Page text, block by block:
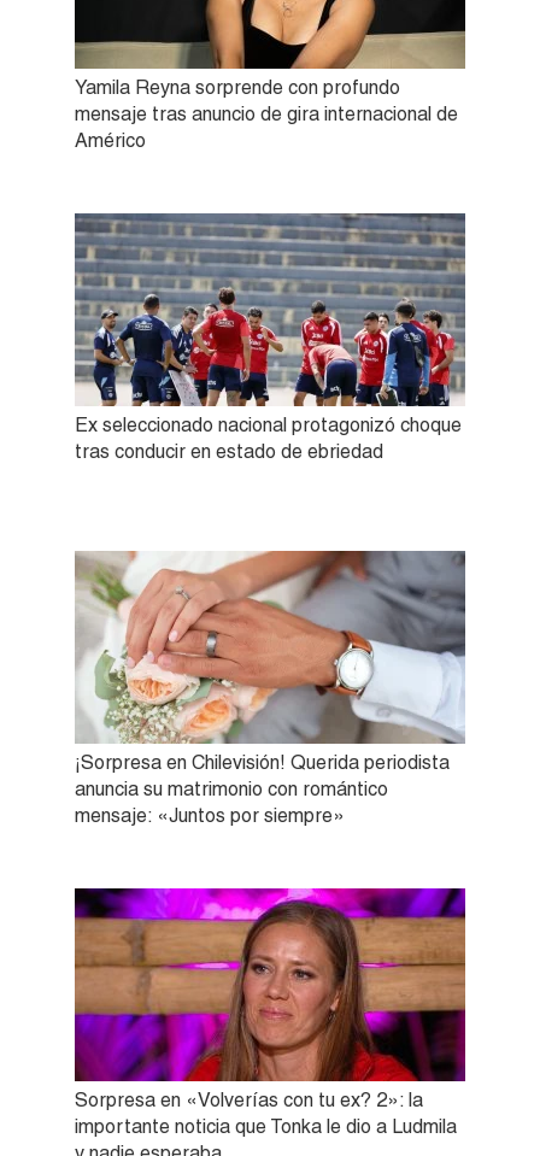
Yamila Reyna sorprende con profundo
mensaje tras anuncio de gira internacional de
Américo
Ex seleccionado nacional protagonizó choque
tras conducir en estado de ebriedad
¡Sorpresa en Chilevisión! Querida periodista
anuncia su matrimonio con romántico
mensaje: «Juntos por siempre»
Sorpresa en «Volverías con tu ex? 2»: la
importante noticia que Tonka le dio a Ludmila